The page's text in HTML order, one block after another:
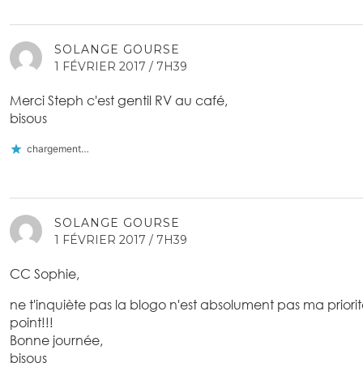
SOLANGE GOURSE
1 FÉVRIER 2017 / 7H39
Merci Steph c'est gentil RV au café,
bisous
chargement…
SOLANGE GOURSE
1 FÉVRIER 2017 / 7H39
CC Sophie,
ne t'inquiète pas la blogo n'est absolument pas ma
point!!!
Bonne journée,
bisous